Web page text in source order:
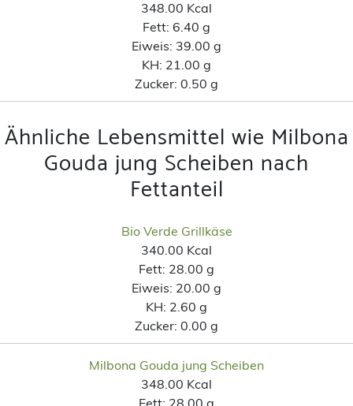
348.00 Kcal
Fett: 6.40 g
Eiweis: 39.00 g
KH: 21.00 g
Zucker: 0.50 g
Ähnliche Lebensmittel wie Milbona
Gouda jung Scheiben nach
Fettanteil
Bio Verde Grillkäse
340.00 Kcal
Fett: 28.00 g
Eiweis: 20.00 g
KH: 2.60 g
Zucker: 0.00 g
Milbona Gouda jung Scheiben
348.00 Kcal
Fett: 28.00 g